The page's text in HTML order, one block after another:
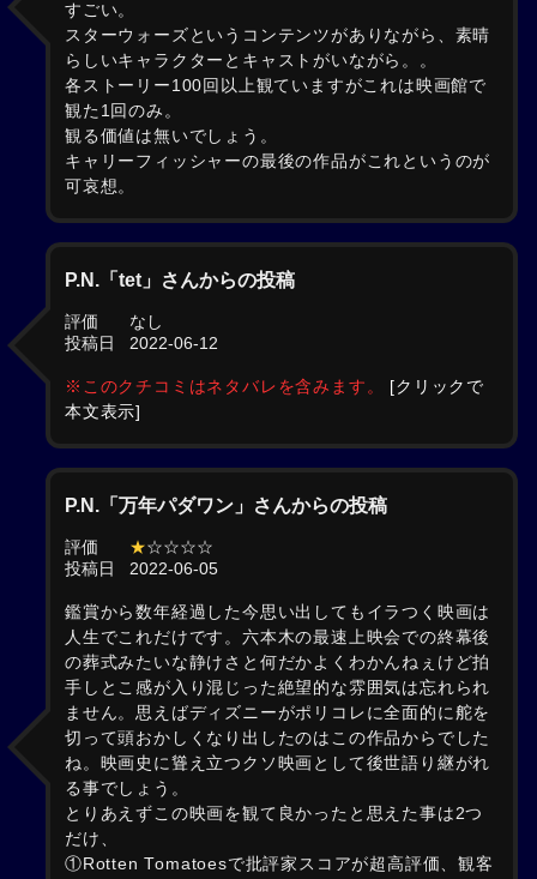
すごい。
スターウォーズというコンテンツがありながら、素晴
らしいキャラクターとキャストがいながら。。
各ストーリー100回以上観ていますがこれは映画館で
観た1回のみ。
観る価値は無いでしょう。
キャリーフィッシャーの最後の作品がこれというのが
可哀想。
P.N.「tet」さんからの投稿
評価
なし
投稿日
2022-06-12
※このクチコミはネタバレを含みます。
[クリックで
本文表示]
P.N.「万年パダワン」さんからの投稿
評価 ★☆☆☆☆
投稿日
2022-06-05
鑑賞から数年経過した今思い出してもイラつく映画は
人生でこれだけです。六本木の最速上映会での終幕後
の葬式みたいな静けさと何だかよくわかんねぇけど拍
手しとこ感が入り混じった絶望的な雰囲気は忘れられ
ません。思えばディズニーがポリコレに全面的に舵を
切って頭おかしくなり出したのはこの作品からでした
ね。映画史に聳え立つクソ映画として後世語り継がれ
る事でしょう。
とりあえずこの映画を観て良かったと思えた事は2つ
だけ、
①Rotten Tomatoesで批評家スコアが超高評価、観客